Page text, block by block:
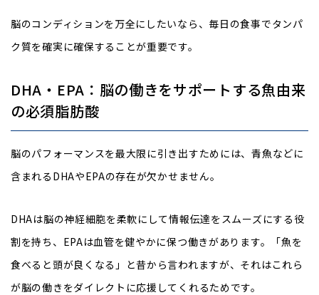
脳のコンディションを万全にしたいなら、毎日の食事でタンパ
ク質を確実に確保することが重要です。
DHA・EPA：脳の働きをサポートする魚由来
の必須脂肪酸
脳のパフォーマンスを最大限に引き出すためには、青魚などに
含まれるDHAやEPAの存在が欠かせません。
DHAは脳の神経細胞を柔軟にして情報伝達をスムーズにする役
割を持ち、EPAは血管を健やかに保つ働きがあります。「魚を
食べると頭が良くなる」と昔から言われますが、それはこれら
が脳の働きをダイレクトに応援してくれるためです。